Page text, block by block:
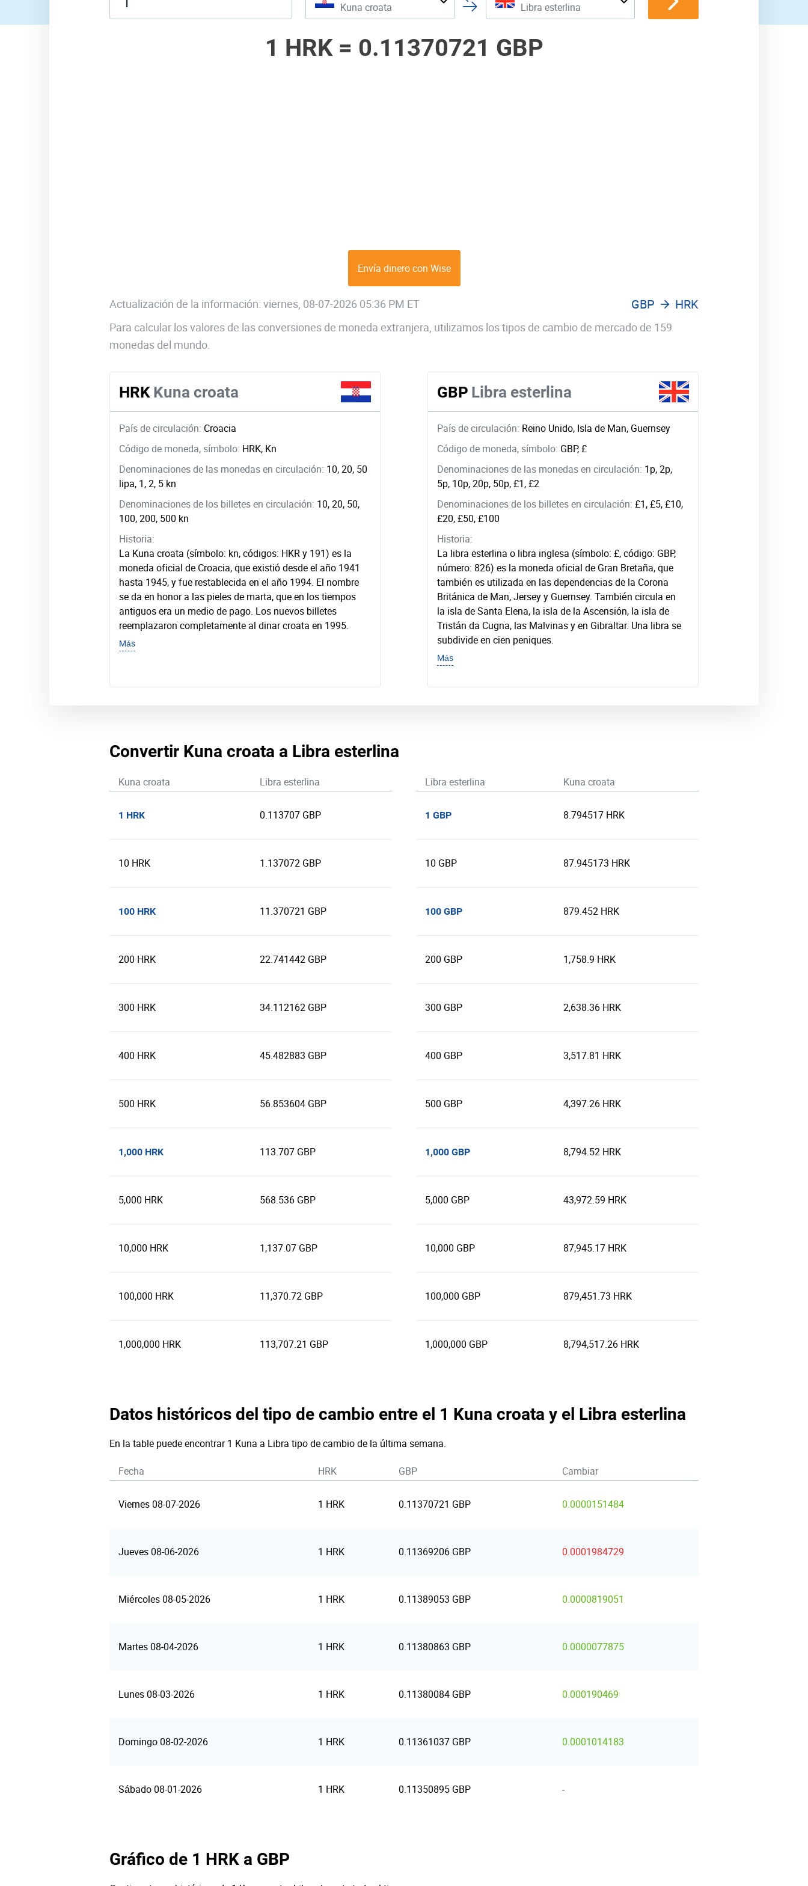
Kuna croata Libra esterlina
1 HRK = 0.11370721 GBP
Envía dinero con Wise
Actualización de la información: viernes, 08-07-2026 05:36 PM ET GBP HRK
Para calcular los valores de las conversiones de moneda extranjera, utilizamos los tipos de cambio de mercado de 159
monedas del mundo.
HRK Kuna croata
País de circulación: Croacia
Código de moneda, símbolo: HRK, Kn
Denominaciones de las monedas en circulación: 10, 20, 50
lipa, 1, 2, 5 kn
Denominaciones de los billetes en circulación: 10, 20, 50,
100, 200, 500 kn
Historia:
La Kuna croata (símbolo: kn, códigos: HKR y 191) es la
moneda oficial de Croacia, que existió desde el año 1941
hasta 1945, y fue restablecida en el año 1994. El nombre
se da en honor a las pieles de marta, que en los tiempos
antiguos era un medio de pago. Los nuevos billetes
reemplazaron completamente al dinar croata en 1995.
Más
GBP Libra esterlina
País de circulación: Reino Unido, Isla de Man, Guernsey
Código de moneda, símbolo: GBP, £
Denominaciones de las monedas en circulación: 1p, 2p,
5p, 10p, 20p, 50p, £1, £2
Denominaciones de los billetes en circulación:£1, £5, £10,
£20, £50, £100
Historia:
La libra esterlina o libra inglesa (símbolo: £, código: GBP,
número: 826) es la moneda oficial de Gran Bretaña, que
también es utilizada en las dependencias de la Corona
Británica de Man, Jersey y Guernsey. También circula en
la isla de Santa Elena, la isla de la Ascensión, la isla de
Tristán da Cugna, las Malvinas y en Gibraltar. Una libra se
subdivide en cien peniques.
Más
Convertir Kuna croata a Libra esterlina
Kuna croata Libra esterlina
1 HRK 0.113707 GBP
10 HRK 1.137072 GBP
100 HRK 11.370721 GBP
200 HRK 22.741442 GBP
300 HRK 34.112162 GBP
400 HRK 45.482883 GBP
500 HRK 56.853604 GBP
1,000 HRK 113.707 GBP
5,000 HRK 568.536 GBP
10,000 HRK 1,137.07 GBP
100,000 HRK 11,370.72 GBP
1,000,000 HRK 113,707.21 GBP
Libra esterlina Kuna croata
1 GBP 8.794517 HRK
10 GBP 87.945173 HRK
100 GBP 879.452 HRK
200 GBP 1,758.9 HRK
300 GBP 2,638.36 HRK
400 GBP 3,517.81 HRK
500 GBP 4,397.26 HRK
1,000 GBP 8,794.52 HRK
5,000 GBP 43,972.59 HRK
10,000 GBP 87,945.17 HRK
100,000 GBP 879,451.73 HRK
1,000,000 GBP 8,794,517.26 HRK
Datos históricos del tipo de cambio entre el 1 Kuna croata y el Libra esterlina
En la table puede encontrar 1 Kuna a Libra tipo de cambio de la última semana.
Fecha HRK GBP Cambiar
Viernes 08-07-2026 1 HRK 0.11370721 GBP 0.0000151484
Jueves 08-06-2026 1 HRK 0.11369206 GBP 0.0001984729
Miércoles 08-05-2026 1 HRK 0.11389053 GBP 0.0000819051
Martes 08-04-2026 1 HRK 0.11380863 GBP 0.0000077875
Lunes 08-03-2026 1 HRK 0.11380084 GBP 0.000190469
Domingo 08-02-2026 1 HRK 0.11361037 GBP 0.0001014183
Sábado 08-01-2026 1 HRK 0.11350895 GBP -
Gráfico de 1 HRK a GBP